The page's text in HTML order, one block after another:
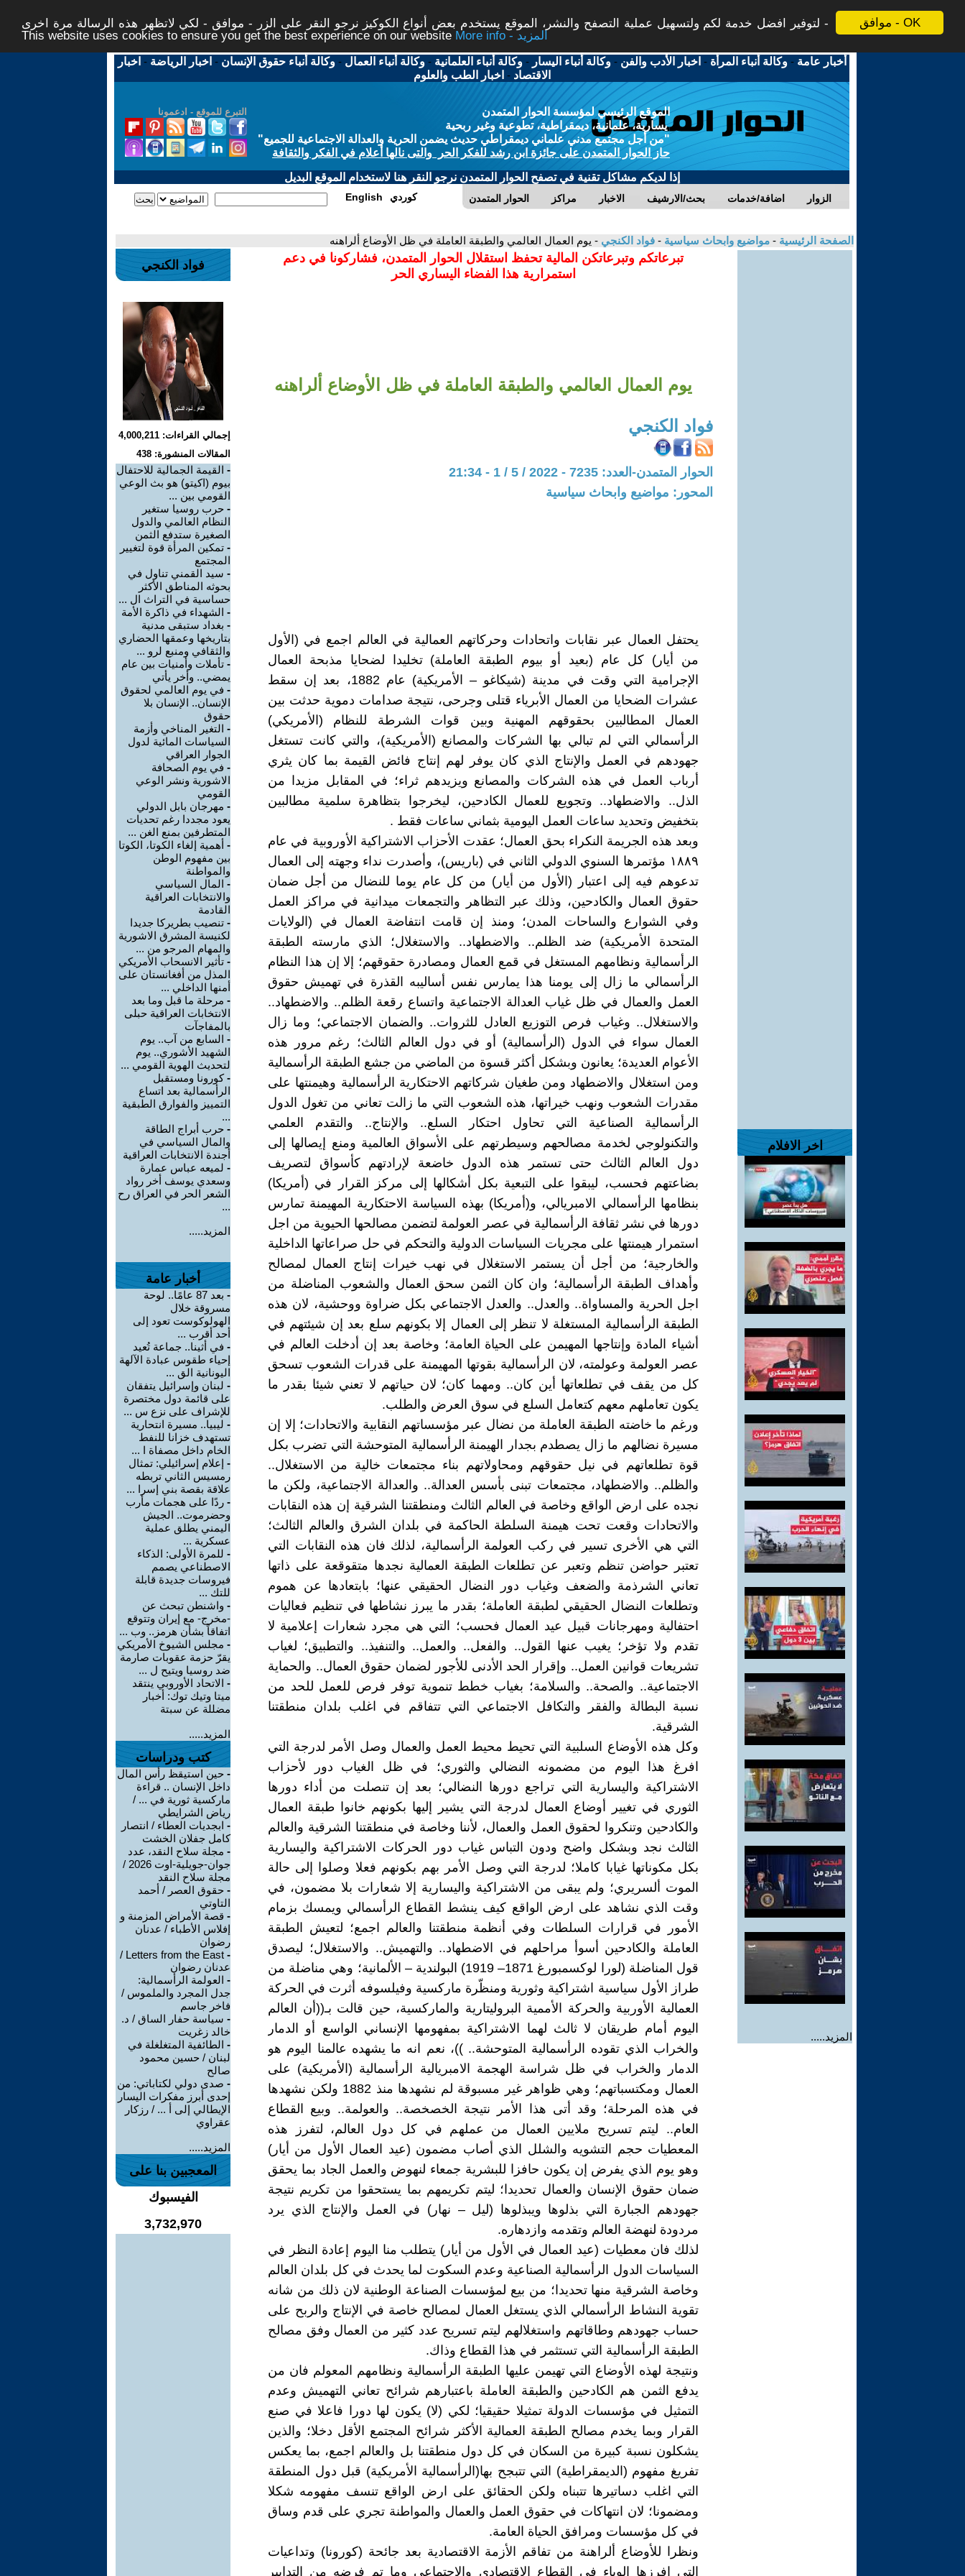
موافق - OK
لتوفير افضل خدمة لكم ولتسهيل عملية التصفح والنشر، الموقع يستخدم بعض أنواع الكوكيز نرجو النقر على الزر - موافق - لكي لاتظهر هذه الرسالة مرة اخرى -
This website uses cookies to ensure you get the best experience on our website
More info - المزيد
أخبار عامة -وكالة أنباء المرأة - اخبار الأدب والفن -وكالة أنباء اليسار -وكالة أنباء العلمانية -وكالة أنباء العمال -وكالة أنباء حقوق الإنسان - اخبار الرياضة - اخبار
الاقتصاد - اخبار الطب والعلوم
التبرع للموقع - ادعمونا
الموقع الرئيسي لمؤسسة الحوار المتمدن
يسارية، علمانية، ديمقراطية، تطوعية وغير ربحية
"من أجل مجتمع مدني علماني ديمقراطي حديث يضمن الحرية والعدالة الاجتماعية للجميع"
حاز الحوار المتمدن على جائزة ابن رشد للفكر الحر والتى نالها أعلام في الفكر والثقافة
إذا لديكم مشاكل تقنية في تصفح الحوار المتمدن نرجو النقر هنا لاستخدام الموقع البديل
الحوار المتمدن مراكز الاخبار بحث/الارشيف اضافة/خدمات الزوار English كوردي
الصفحة الرئيسية - مواضيع وابحاث سياسية - فواد الكنجي - يوم العمال العالمي والطبقة العاملة في ظل الأوضاع ألراهنه
اخر الافلام
المزيد.....
تبرعاتكم وتبرعاتكن المالية تحفظ استقلال الحوار المتمدن، فشاركونا في دعم
استمرارية هذا الفضاء اليساري الحر
يوم العمال العالمي والطبقة العاملة في ظل الأوضاع ألراهنه
فواد الكنجي
الحوار المتمدن-العدد: 7235 - 2022 / 5 / 1 - 21:34
المحور: مواضيع وابحاث سياسية
يحتفل العمال عبر نقابات واتحادات وحركاتهم العمالية في العالم اجمع في (الأول
من أيار) كل عام (بعيد أو بيوم الطبقة العاملة) تخليدا لضحايا مذبحة العمال
الإجرامية التي وقت في مدينة (شيكاغو – الأمريكية) عام 1882، بعد إن سقط
عشرات الضحايا من العمال الأبرياء قتلى وجرحى، نتيجة صدامات دموية حدثت بين
العمال المطالبين بحقوقهم المهنية وبين قوات الشرطة للنظام (الأمريكي)
الرأسمالي التي لم تبالي بها الشركات والمصانع (الأمريكية)، والتي كانت تستغل
جهودهم في العمل والإنتاج الذي كان يوفر لهم إنتاج فائض القيمة بما كان يثري
أرباب العمل في هذه الشركات والمصانع ويزيدهم ثراء؛ في المقابل مزيدا من
الذل.. والاضطهاد.. وتجويع للعمال الكادحين، ليخرجوا بتظاهرة سلمية مطالبين
بتخفيض وتحديد ساعات العمل اليومية بثماني ساعات فقط .
وبعد هذه الجريمة النكراء بحق العمال؛ عقدت الأحزاب الاشتراكية الأوروبية في عام
١٨٨٩ مؤتمرها السنوي الدولي الثاني في (باريس)، وأصدرت نداء وجهته إلى العمال
تدعوهم فيه إلى اعتبار (الأول من أيار) من كل عام يوما للنضال من أجل ضمان
حقوق العمال والكادحين، وذلك عبر التظاهر والتجمعات ميدانية في مراكز العمل
وفي الشوارع والساحات المدن؛ ومنذ إن قامت انتفاضة العمال في (الولايات
المتحدة الأمريكية) ضد الظلم.. والاضطهاد.. والاستغلال؛ الذي مارسته الطبقة
الرأسمالية ونظامهم المستغل في قمع العمال ومصادرة حقوقهم؛ إلا إن هذا النظام
الرأسمالي ما زال إلى يومنا هذا يمارس نفس أساليبه القذرة في تهميش حقوق
العمل والعمال في ظل غياب العدالة الاجتماعية واتساع رقعة الظلم.. والاضطهاد..
والاستغلال.. وغياب فرص التوزيع العادل للثروات.. والضمان الاجتماعي؛ وما زال
العمال سواء في الدول (الرأسمالية) أو في دول العالم الثالث؛ رغم مرور هذه
الأعوام العديدة؛ يعانون وبشكل أكثر قسوة من الماضي من جشع الطبقة الرأسمالية
ومن استغلال والاضطهاد ومن طغيان شركاتهم الاحتكارية الرأسمالية وهيمنتها على
مقدرات الشعوب ونهب خيراتها، هذه الشعوب التي ما زالت تعاني من تغول الدول
الرأسمالية الصناعية التي تحاول احتكار السلع.. والإنتاج.. والتقدم العلمي
والتكنولوجي لخدمة مصالحهم وسيطرتهم على الأسواق العالمية ومنع إيصالها إلى
دول العالم الثالث حتى تستمر هذه الدول خاضعة لإرادتهم كأسواق لتصريف
بضاعتهم فحسب، ليبقوا على التبعية بكل أشكالها إلى مركز القرار في (أمريكا)
بنظامها الرأسمالي الامبريالي، و(أمريكا) بهذه السياسة الاحتكارية المهيمنة تمارس
دورها في نشر ثقافة الرأسمالية في عصر العولمة لتضمن مصالحها الحيوية من اجل
استمرار هيمنتها على مجريات السياسات الدولية والتحكم في حل صراعاتها الداخلية
والخارجية؛ من أجل أن يستمر الاستغلال في نهب خيرات إنتاج العمال لمصالح
وأهداف الطبقة الرأسمالية؛ وان كان الثمن سحق العمال والشعوب المناضلة من
اجل الحرية والمساواة.. والعدل.. والعدل الاجتماعي بكل ضراوة ووحشية، لان هذه
الطبقة الرأسمالية المستغلة لا تنظر إلى العمال إلا بكونهم سلع بعد إن شيئتهم في
أشياء المادة وإنتاجها المهيمن على الحياة العامة؛ وخاصة بعد إن أدخلت العالم في
عصر العولمة وعولمته، لان الرأسمالية بقوتها المهيمنة على قدرات الشعوب تسحق
كل من يقف في تطلعاتها أين كان.. ومهما كان؛ لان حياتهم لا تعني شيئا بقدر ما
يكون تعاملهم معهم كتعامل السلع في سوق العرض والطلب.
ورغم ما خاضته الطبقة العاملة من نضال عبر مؤسساتهم النقابية والاتحادات؛ إلا إن
مسيرة نضالهم ما زال يصطدم بجدار الهيمنة الرأسمالية المتوحشة التي تضرب بكل
قوة تطلعاتهم في نيل حقوقهم ومحاولاتهم بناء مجتمعات خالية من الاستغلال..
والظلم.. والاضطهاد، مجتمعات تبنى بأسس العدالة.. والعدالة الاجتماعية، ولكن ما
نجده على ارض الواقع وخاصة في العالم الثالث ومنطقتنا الشرقية إن هذه النقابات
والاتحادات وقعت تحت هيمنة السلطة الحاكمة في بلدان الشرق والعالم الثالث؛
التي هي الأخرى تسير في ركب العولمة الرأسمالية، لذلك فان هذه النقابات التي
تعتبر حواضن تنظم وتعبر عن تطلعات الطبقة العمالية نجدها متقوقعة على ذاتها
تعاني الشرذمة والضعف وغياب دور النضال الحقيقي عنها؛ بابتعادها عن هموم
وتطلعات النضال الحقيقي لطبقة العاملة؛ بقدر ما يبرز نشاطها في تنظيم فعاليات
احتفالية ومهرجانات قبيل عيد العمال فحسب؛ التي هي مجرد شعارات إعلامية لا
تقدم ولا تؤخر؛ يغيب عنها القول.. والفعل.. والعمل.. والتنفيذ.. والتطبيق؛ لغياب
تشريعات قوانين العمل.. وإقرار الحد الأدنى للأجور لضمان حقوق العمال.. والحماية
الاجتماعية.. والصحة.. والسلامة؛ بغياب خطط تنموية توفر فرص للعمل للحد من
نسبة البطالة والفقر والتكافل الاجتماعي التي تتفاقم في اغلب بلدان منطقتنا
الشرقية.
وكل هذه الأوضاع السلبية التي تحيط محيط العمل والعمال وصل الأمر لدرجة التي
افرغ هذا اليوم من مضمونه النضالي والثوري؛ في ظل الغياب دور لأحزاب
الاشتراكية واليسارية التي تراجع دورها النضالي؛ بعد إن تنصلت من أداء دورها
الثوري في تغيير أوضاع العمال لدرجة التي يشير إليها بكونهم خانوا طبقة العمال
والكادحين وتنكروا لحقوق العمل والعمال، لأننا وخاصة في منطقتنا الشرقية والعالم
الثالث نجد وبشكل واضح ودون التباس غياب دور الحركات الاشتراكية واليسارية
بكل مكوناتها غيابا كاملا؛ لدرجة التي وصل الأمر بهم بكونهم فعلا وصلوا إلى حالة
الموت ألسريري؛ ولم يبقى من الاشتراكية واليسارية إلا شعارات بلا مضمون، في
وقت الذي نشاهد على ارض الواقع كيف ينشط القطاع الرأسمالي ويمسك بزمام
الأمور في قرارات السلطات وفي أنظمة منطقتنا والعالم اجمع؛ لتعيش الطبقة
العاملة والكادحين أسوأ مراحلهم في الاضطهاد.. والتهميش.. والاستغلال؛ ليصدق
قول المناضلة (لورا لوكسمبورغ 1871– 1919) البولندية – الألمانية؛ وهي مناضلة من
طراز الأول سياسية اشتراكية وثورية ومنظّرة ماركسية وفيلسوفه أثرت في الحركة
العمالية الأوربية والحركة الأممية البروليتارية والماركسية، حين قالت بـ((أن العالم
اليوم أمام طريقان لا ثالث لهما الاشتراكية بمفهومها الإنساني الواسع أو الدمار
والخراب الذي تقوده الرأسمالية المتوحشة.. ))، نعم انه ما يشهده عالمنا اليوم هو
الدمار والخراب في ظل شراسة الهجمة الامبريالية الرأسمالية (الأمريكية) على
العمال ومكتسباتهم؛ وهي ظواهر غير مسبوقة لم نشهدها منذ 1882 ولكن نشهدها
في هذه المرحلة؛ وقد أتى هذا الأمر نتيجة الخصخصة.. والعولمة.. وبيع القطاع
العام.. ليتم تسريح ملايين العمال من عملهم في كل دول العالم، لتفرز هذه
المعطيات حجم التشويه والشلل الذي أصاب مضمون (عيد العمال الأول من أيار)
وهو يوم الذي يفرض إن يكون حافزا للبشرية جمعاء لنهوض والعمل الجاد بما يحقق
ضمان حقوق الإنسان والعمال تحديدا؛ ليتم تكريمهم بما يستحقوا من تكريم نتيجة
جهودهم الجبارة التي بذلوها ويبذلوها (ليل – نهار) في العمل والإنتاج الذي يرد
مردودة لنهضة العالم وتقدمه وازدهاره.
لذلك فان معطيات (عيد العمال في الأول من أيار) يتطلب منا اليوم إعادة النظر في
السياسات الدول الرأسمالية الصناعية وعدم السكوت لما يحدث في كل بلدان العالم
وخاصة الشرقية منها تحديدا؛ من بيع لمؤسسات الصناعة الوطنية لان ذلك من شانه
تقوية النشاط الرأسمالي الذي يستغل العمال لمصالح خاصة في الإنتاج والربح على
حساب جهودهم وطاقاتهم واستغلالهم ليتم تسريح عدد كثير من العمال وفق مصالح
الطبقة الرأسمالية التي تستثمر في هذا القطاع وذاك.
ونتيجة لهذه الأوضاع التي تهيمن عليها الطبقة الرأسمالية ونظامهم المعولم فان من
يدفع الثمن هم الكادحين والطبقة العاملة باعتبارهم شرائح تعاني التهميش وعدم
التمثيل في مؤسسات الدولة تمثيلا حقيقيا؛ لكي (لا) يكون لها دورا فاعلا في صنع
القرار وبما يخدم مصالح الطبقة العمالية الأكثر شرائح المجتمع الأقل دخلا؛ والذين
يشكلون نسبة كبيرة من السكان في كل دول منطقتنا بل والعالم اجمع، بما يعكس
تفريغ مفهوم (الديمقراطية) التي تتبجح بها(الرأسمالية الأمريكية) قبل دول المنطقة
التي اغلب دساتيرها تتبناه ولكن الحقائق على ارض الواقع تنسف مفهومه شكلا
ومضمونا؛ لان انتهاكات في حقوق العمل والعمال والمواطنة تجري على قدم وساق
في كل مؤسسات ومرافق الحياة العامة.
ونظرا للأوضاع ألراهنة من تفاقم الأزمة الاقتصادية بعد جائحة (كورونا) وتداعيات
التي افرزها الوباء في القطاع الاقتصادي والاجتماعي وما تم فرضه من التدابير
فواد الكنجي
إجمالي القراءات: 4,000,211
المقالات المنشورة: 438
- القيمة الجمالية للاحتفال
بيوم (اكيتو) هو بث الوعي
القومي بين ...
- حرب روسيا ستغير
النظام العالمي والدول
الصغيرة ستدفع الثمن
- تمكين المرأة قوة لتغيير
المجتمع
- سيد القمني تناول في
بحوثه المناطق الأكثر
حساسية في التراث ال ...
- الشهداء في ذاكرة الأمة
- بغداد ستبقى مدنية
بتاريخها وعمقها الحضاري
والثقافي ومنبع لرو ...
- تأملات وأمنيات بين عام
يمضي.. وأخر يأتي
- في يوم العالمي لحقوق
الإنسان.. الإنسان بلا
حقوق
- التغير المناخي وأزمة
السياسات المائية لدول
الجوار العراقي
- في يوم الصحافة
الاشورية ونشر الوعي
القومي
- مهرجان بابل الدولي
يعود مجددا رغم تحديات
المتطرفين بمنع الغن ...
- أهمية إلغاء الكوتا، الكوتا
بين مفهوم الوطن
والمواطنة
- المال السياسي
والانتخابات العراقية
القادمة
- تنصيب بطريركا جديدا
لكنيسة المشرق الاشورية
والمهام المرجو من ...
- تأثير الانسحاب الأمريكي
المذل من أفغانستان على
أمنها الداخلي ...
- مرحلة ما قبل وما بعد
الانتخابات العراقية حبلى
بالمفاجآت
- السابع من آب.. يوم
الشهيد الأشوري.. يوم
لتحديث الهوية القومي ...
-كورونا ومستقبل
الرأسمالية بعد اتساع
التمييز والفوارق الطبقية
...
- حرب أبراج الطاقة
والمال السياسي في
أجندة الانتخابات العراقية
- لميعه عباس عمارة
وسعدي يوسف أخر رواد
الشعر الحر في العراق رح
...
المزيد.....
أخبار عامة
-
بعد 87 عامًا.. لوحة
مسروقة خلال
الهولوكوست تعود إلى
أحد أقرب ...
- في أثينا.. جماعة تُعيد
إحياء طقوس عبادة الآلهة
اليونانية الق ...
- لبنان وإسرائيل يتفقان
على قائمة دول مختصرة
للإشراف على نزع س ...
- ليبيا.. مسيرة انتحارية
تستهدف خزانا للنفط
الخام داخل مصفاة ا ...
- إعلام إسرائيلي: تمثال
رمسيس الثاني تربطه
علاقة بقصة بني إسرا ...
- ردًا على هجمات مأرب
وحضرموت.. الجيش
اليمني يطلق عملية
عسكرية ...
- للمرة الأولى: الذكاء
الاصطناعي يصمم
فيروسات جديدة قابلة
للتك ...
- واشنطن تبحث عن
-مخرج- مع إيران وتتوقع
اتفاقاً بشأن هرمز.. وب ...
- مجلس الشيوخ الأمريكي
يقرّ حزمة عقوبات صارمة
ضد روسيا ويتيح ل ...
- الاتحاد الأوروبي ينتقد
ميتا وتيك توك: أخبار
مضللة عن سبتة
المزيد.....
كتب ودراسات
- حين استيقظ رأس المال
داخل الإنسان .. قراءة
ماركسية ثورية في ... /
رياض الشرايطي
- ابجديات العطاء / انتصار
كامل جفلان الخشت
- مجلة سلاح النقد، عدد
جوان-جويلية-اوت 2026 /
مجلة سلاح النقد
- حقوق العصر / أحمد
التاوتي
- قصة الأمراض المزمنة و
إفلاس الأطباء / عدنان
رضوان
-
Letters from the East /
عدنان رضوان
- العولمة الرأسمالية:
جدل المجرد والملموس /
فاخر جاسم
- سياسة حفار الساق / د.
خالد زغريت
- الطائفية المتغلغلة في
لبنان / حسين محمود
صالح
- صدى دولي لكتاباتي: من
إحدى أبرز مفكرات اليسار
الإيطالي إلى أ ... / رزكار
عقراوي
المزيد.....
المعجبين بنا على
الفيسبوك
3,732,970